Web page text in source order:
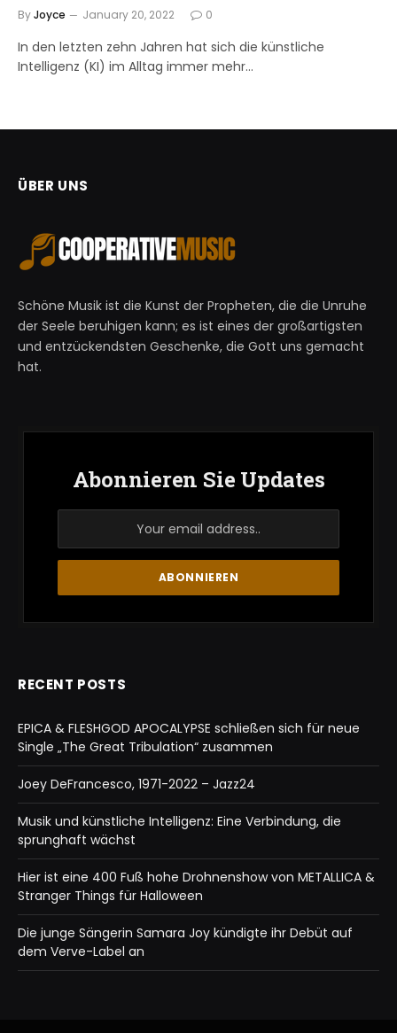
ByJoyce January 20, 2022 0
In den letzten zehn Jahren hat sich die künstliche
Intelligenz (KI) im Alltag immer mehr…
ÜBER UNS
Schöne Musik ist die Kunst der Propheten, die die Unruhe
der Seele beruhigen kann; es ist eines der großartigsten
und entzückendsten Geschenke, die Gott uns gemacht
hat.
Abonnieren Sie Updates
RECENT POSTS
EPICA & FLESHGOD APOCALYPSE schließen sich für neue
Single „The Great Tribulation“ zusammen
Joey DeFrancesco, 1971-2022 – Jazz24
Musik und künstliche Intelligenz: Eine Verbindung, die
sprunghaft wächst
Hier ist eine 400 Fuß hohe Drohnenshow von METALLICA &
Stranger Things für Halloween
Die junge Sängerin Samara Joy kündigte ihr Debüt auf
dem Verve-Label an